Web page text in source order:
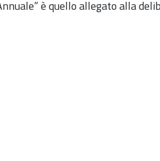
è quello allegato alla